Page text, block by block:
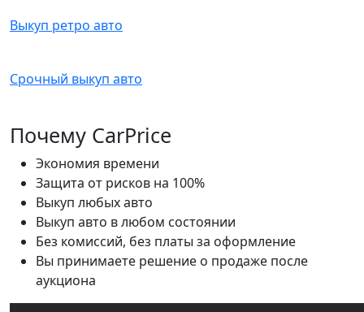
Выкуп ретро авто
Срочный выкуп авто
Почему CarPrice
Экономия времени
Защита от рисков на 100%
Выкуп любых авто
Выкуп авто в любом состоянии
Без комиссий, без платы за оформление
Вы принимаете решение о продаже после
аукциона